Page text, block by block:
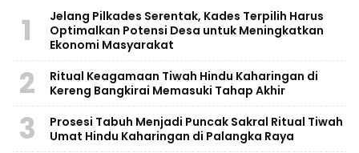
1
Jelang Pilkades Serentak, Kades Terpilih Harus
Optimalkan Potensi Desa untuk Meningkatkan
Ekonomi Masyarakat
2
Ritual Keagamaan Tiwah Hindu Kaharingan di
Kereng Bangkirai Memasuki Tahap Akhir
3
Prosesi Tabuh Menjadi Puncak Sakral Ritual Tiwah
Umat Hindu Kaharingan di Palangka Raya